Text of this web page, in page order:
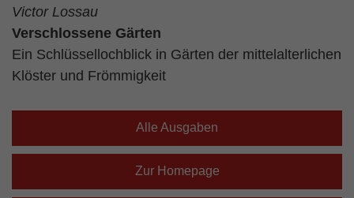
Victor Lossau
Verschlossene Gärten
Ein Schlüssellochblick in Gärten der mittelalterlichen
Klöster und Frömmigkeit
Alle Ausgaben
Zur Homepage